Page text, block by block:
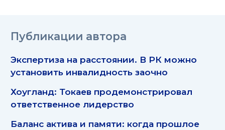
Публикации автора
Экспертиза на расстоянии. В РК можно
установить инвалидность заочно
Хоугланд: Токаев продемонстрировал
ответственное лидерство
Баланс актива и памяти: когда прошлое